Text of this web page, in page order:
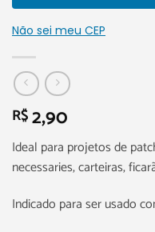
Não sei meu CEP
R$2,90
Ideal para projetos de
necessaries, carteiras,
Indicado para ser usado